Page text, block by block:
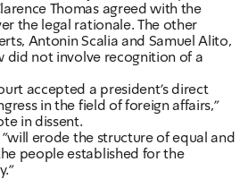
Thomas agreed with the
the legal rationale. The other
Antonin Scalia and Samuel Alito,
did not involve recognition of a
accepted a president's direct
in the field of foreign affairs,"
in dissent.
"will erode the structure of equal and
people established for the